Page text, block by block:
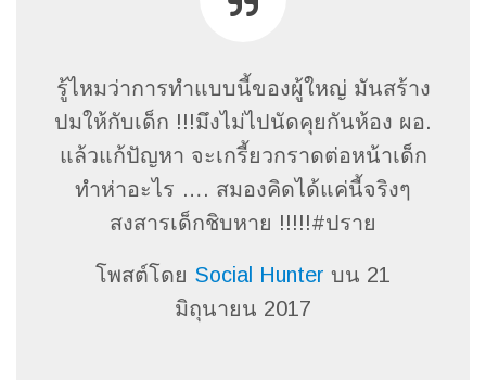
รู้ไหมว่าการทำแบบนี้ของผู้ใหญ่ มันสร้าง
ปมให้กับเด็ก !!!มึงไม่ไปนัดคุยกันห้อง ผอ.
แล้วแก้ปัญหา จะเกรี้ยวกราดต่อหน้าเด็ก
ทำห่าอะไร …. สมองคิดได้แค่นี้จริงๆ
สงสารเด็กชิบหาย !!!!!#ปราย
โพสต์โดย Social Hunter บน 21
มิถุนายน 2017